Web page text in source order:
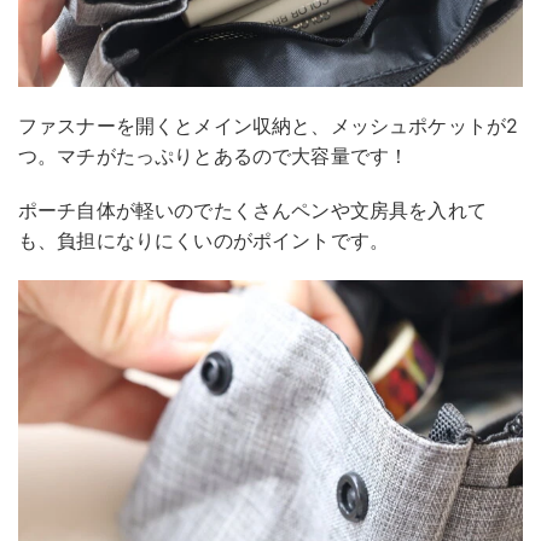
ファスナーを開くとメイン収納と、メッシュポケットが2
つ。マチがたっぷりとあるので大容量です！
ポーチ自体が軽いのでたくさんペンや文房具を入れて
も、負担になりにくいのがポイントです。